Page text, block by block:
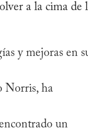
a la cima de
y mejoras en
Norris, ha
un